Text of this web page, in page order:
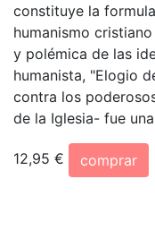
constituye la
humanismo
y polémica de las
humanista, "Elogio
contra los
de la Iglesia- fue
12,95 €
comprar